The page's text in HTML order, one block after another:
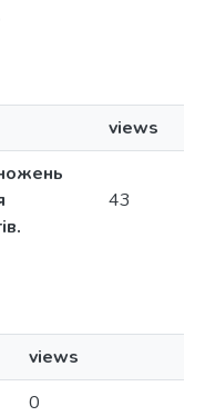
views
43
views
0